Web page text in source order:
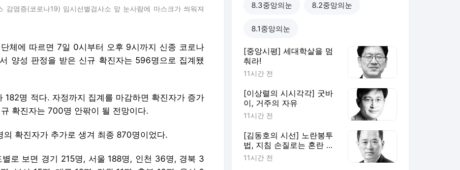
감염증(코로나19) 임시선별검사소 앞 눈사람에 마스크가 씌워져
체에 따르면 7일 0시부터 오후 9시까지 신종 코로나
양성 판정을 받은 신규 확진자는 596명으로 집계됐
182명 적다. 자정까지 집계를 마감하면 확진자가 증가
확진자는 700명 안팎이 될 전망이다.
확진자가 추가로 생겨 최종 870명이었다.
로 보면 경기 215명, 서울 188명, 인천 36명, 경북 3
8.3중앙의눈 8.2중앙의눈
8.1중앙의눈
[중앙시평] 세대학살을 멈
춰라!
11시간 전
[이상렬의 시시각각] 굿바
이, 거주의 자유
11시간 전
[김동호의 시선] 노란봉투
법, 지침 손질로는 혼란 못
막는다
11시간 전